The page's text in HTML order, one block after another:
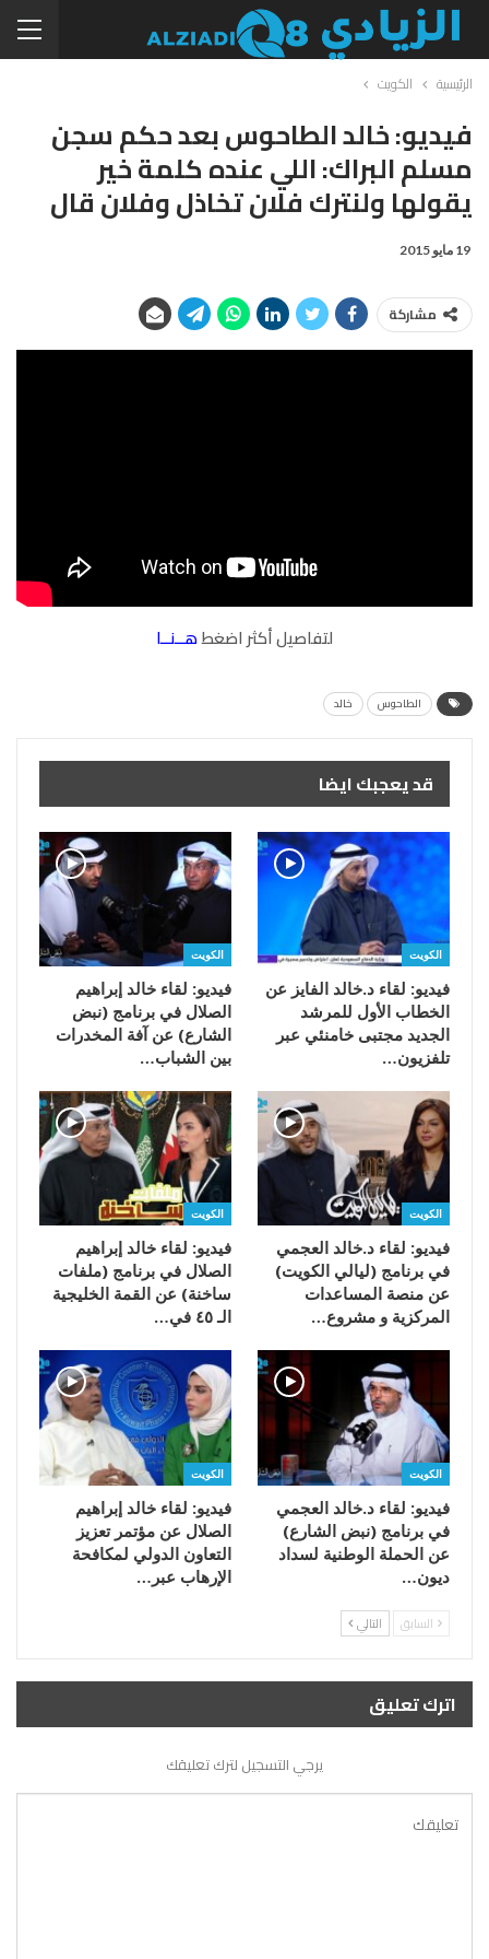
الرئيسية الكويت
فيديو: خالد الطاحوس بعد حكم سجن
مسلم البراك: اللي عنده كلمة خير
يقولها ولنترك فلان تخاذل وفلان قال
19 مايو 2015
مشاركة
لتفاصيل أكثر اضغطهــنــا
الطاحوس خالد
قد يعجبك ايضا
الكويت
فيديو: لقاء د.خالد الفايز عن
الخطاب الأول للمرشد
الجديد مجتبى خامنئي عبر
تلفزيون…
الكويت
فيديو: لقاء خالد إبراهيم
الصلال في برنامج (نبض
الشارع) عن آفة المخدرات
بين الشباب…
الكويت
فيديو: لقاء د.خالد العجمي
في برنامج (ليالي الكويت)
عن منصة المساعدات
المركزية و مشروع…
الكويت
فيديو: لقاء خالد إبراهيم
الصلال في برنامج (ملفات
ساخنة) عن القمة الخليجية
الـ ٤٥ في…
الكويت
فيديو: لقاء د.خالد العجمي
في برنامج (نبض الشارع)
عن الحملة الوطنية لسداد
ديون…
الكويت
فيديو: لقاء خالد إبراهيم
الصلال عن مؤتمر تعزيز
التعاون الدولي لمكافحة
الإرهاب عبر…
السابق التالي
اترك تعليق
يرجي التسجيل لترك تعليقك